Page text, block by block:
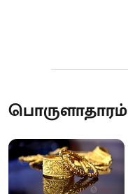
பொருளாதாரம்